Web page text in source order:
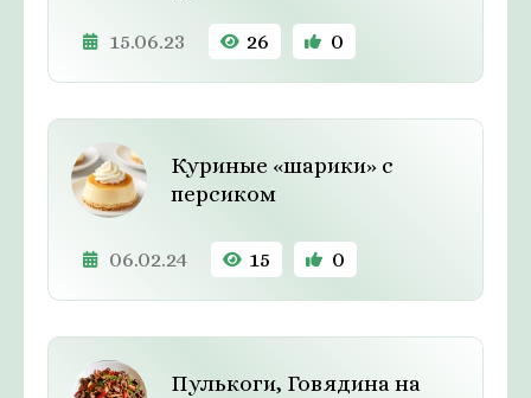
15.06.23 26 0
Куриные «шарики» с
персиком
06.02.24 15 0
Пулькоги, Говядина на